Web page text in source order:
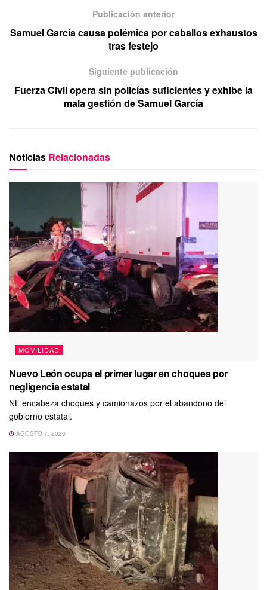
Publicación anterior
Samuel García causa polémica por caballos exhaustos
tras festejo
Siguiente publicación
Fuerza Civil opera sin policías suficientes y exhibe la
mala gestión de Samuel García
Noticias Relacionadas
MOVILIDAD
Nuevo León ocupa el primer lugar en choques por
negligencia estatal
NL encabeza choques y camionazos por el abandono del
gobierno estatal.
AGOSTO 7, 2026